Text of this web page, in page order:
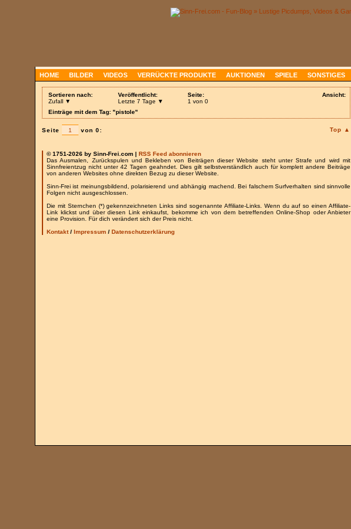
HOME BILDER VIDEOS VERRÜCKTE PRODUKTE AUKTIONEN SPIELE SONSTIGES
Ansicht:
Sortieren nach:
Zufall ▼
Veröffentlicht:
Letzte 7 Tage ▼
Seite:
1 von 0
Einträge mit dem Tag: "pistole"
Top ▲
Seite von 0:
© 1751-2026 by Sinn-Frei.com | RSS Feed abonnieren
Das Ausmalen, Zurückspulen und Bekleben von Beiträgen dieser Website steht unter Strafe und wird mit
Sinnfreientzug nicht unter 42 Tagen geahndet. Dies gilt selbstverständlich auch für komplett andere Beiträge
von anderen Websites ohne direkten Bezug zu dieser Website.
Sinn-Frei ist meinungsbildend, polarisierend und abhängig machend. Bei falschem Surfverhalten sind sinnvolle
Folgen nicht ausgeschlossen.
Die mit Sternchen (*) gekennzeichneten Links sind sogenannte Affiliate-Links. Wenn du auf so einen Affiliate-
Link klickst und über diesen Link einkaufst, bekomme ich von dem betreffenden Online-Shop oder Anbieter
eine Provision. Für dich verändert sich der Preis nicht.
Kontakt/ Impressum / Datenschutzerklärung